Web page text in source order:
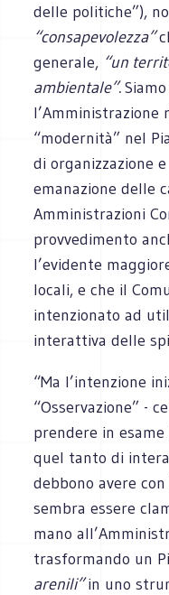
delle politiche”),
“consapevolezza”
generale, “un
ambientale”.
“modernità” nel
di organizzazione
emanazione delle
Amministrazioni
provvedimento
l’evidente
locali, e che il
intenzionato ad
interattiva delle
“Ma l’intenzione
“Osservazione” -
prendere in
quel tanto di
debbono avere
sembra essere
mano
trasformando un
arenili”in uno